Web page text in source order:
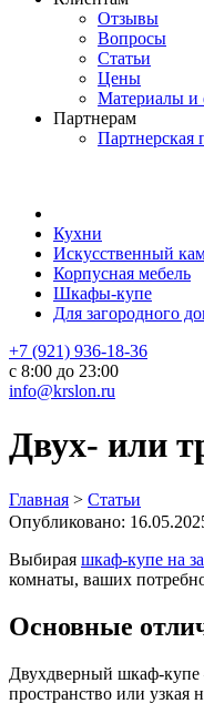
Отзывы
Вопросы
Статьи
Цены
Материалы и
Партнерам
Партнерская
Кухни
Искусственный
Корпусная мебель
Шкафы-купе
Для загородного
+7 (921) 936-18-36
с 8:00 до 23:00
info@krslon.ru
Двух- или
Главная > Статьи
Опубликовано:
Выбирая шкаф-купе на
комнаты, ваших
Основные
Двухдверный шкаф-купе
пространство или узкая